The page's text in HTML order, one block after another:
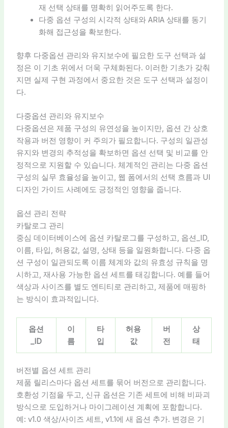
재 선택 상태를 명확히 읽어주도록 한다.
다중 옵션 구성의 시각적 상태와 ARIA 상태를 동기
화해 접근성을 확보한다.
향후 다중옵션 관리와 유지보수에 필요한 도구 선택과 설
정은 이 기초 위에서 더욱 구체화된다. 이러한 기초가 갖춰
지면 실제 구현 과정에서 중요한 것은 도구 선택과 설정이
다.
다중옵션 관리와 유지보수
다중옵션은 제품 구성의 유연성을 높이지만, 옵션 간 상호
작용과 버전 영향이 커 주의가 필요합니다. 구성의 일관성
유지와 변경의 추적성을 확보하면 옵션 선택 및 비교를 안
정적으로 지원할 수 있습니다. 체계적인 관리는 다중 옵션
구성의 실무 효율성을 높이고, 웹 폼에서의 선택 흐름과 UI
디자인 가이드 사례에도 긍정적인 영향을 줍니다.
옵션 관리 전략
카탈로그 관리
중심 데이터베이스에 옵션 카탈로그를 구성하고, 옵션_ID,
이름, 타입, 허용값, 설명, 상태 등을 일원화합니다. 다중 옵
션 구성이 일관되도록 이름 체계와 값의 유효성 규칙을 명
시하고, 재사용 가능한 옵션 세트를 태깅합니다. 예를 들어
색상과 사이즈를 별도 엔티티로 관리하고, 제품에 매핑하
는 방식이 효과적입니다.
옵션
_ID
이
름
타
입
허용
값
버
전
상
태
버전별 옵션 세트 관리
제품 릴리스마다 옵션 세트를 묶어 버전으로 관리합니다.
호환성 기점을 두고, 신규 옵션은 기존 세트에 비해 비파괴
방식으로 도입하거나 마이그레이션 계획에 포함합니다.
예: v1.0 색상/사이즈 세트, v1.1에 새 옵션 추가. 변경은 기